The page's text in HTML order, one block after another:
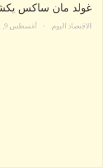
غولد مان ساكس يكشف
الاقتصاد اليوم أغسطس 9, 2022